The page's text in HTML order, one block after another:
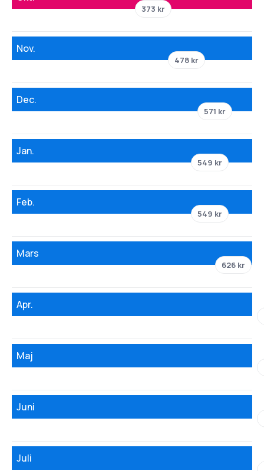
373 kr
Nov.
478 kr
Dec.
571 kr
Jan.
549 kr
Feb.
549 kr
Mars
626 kr
Apr.
Maj
Juni
Juli